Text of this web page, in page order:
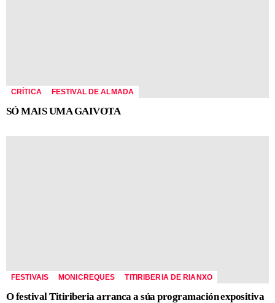
CRÍTICA FESTIVAL DE ALMADA
SÓ MAIS UMA GAIVOTA
FESTIVAIS MONICREQUES TITIRIBERIA DE RIANXO
O festival Titiriberia arranca a súa programación expositiva